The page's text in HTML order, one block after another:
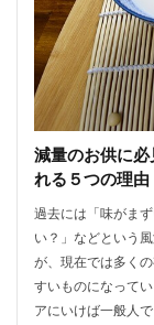
減量のお供に
れる５つの理由
過去には「味がま
い？」などという
が、現在では多く
すいものになって
アにいけば一般人